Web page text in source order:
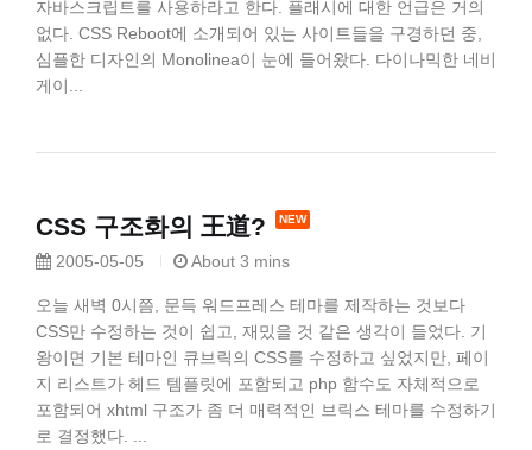
자바스크립트를 사용하라고 한다. 플래시에 대한 언급은 거의
없다. CSS Reboot에 소개되어 있는 사이트들을 구경하던 중,
심플한 디자인의 Monolinea이 눈에 들어왔다. 다이나믹한 네비
게이...
CSS 구조화의 王道?
2005-05-05 About 3 mins
오늘 새벽 0시쯤, 문득 워드프레스 테마를 제작하는 것보다
CSS만 수정하는 것이 쉽고, 재밌을 것 같은 생각이 들었다. 기
왕이면 기본 테마인 큐브릭의 CSS를 수정하고 싶었지만, 페이
지 리스트가 헤드 템플릿에 포함되고 php 함수도 자체적으로
포함되어 xhtml 구조가 좀 더 매력적인 브릭스 테마를 수정하기
로 결정했다. ...